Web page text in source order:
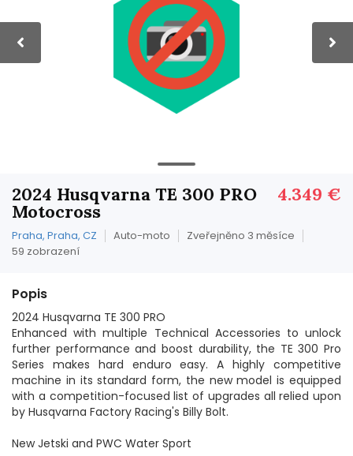
4.349 €
2024 Husqvarna TE 300 PRO
Motocross
Praha, Praha, CZ Auto-moto
Zveřejněno 3 měsíce
59 zobrazení
Popis
2024 Husqvarna TE 300 PRO
Enhanced with multiple Technical Accessories to unlock
further performance and boost durability, the TE 300 Pro
Series makes hard enduro easy. A highly competitive
machine in its standard form, the new model is equipped
with a competition-focused list of upgrades all relied upon
by Husqvarna Factory Racing's Billy Bolt.
New Jetski and PWC Water Sport